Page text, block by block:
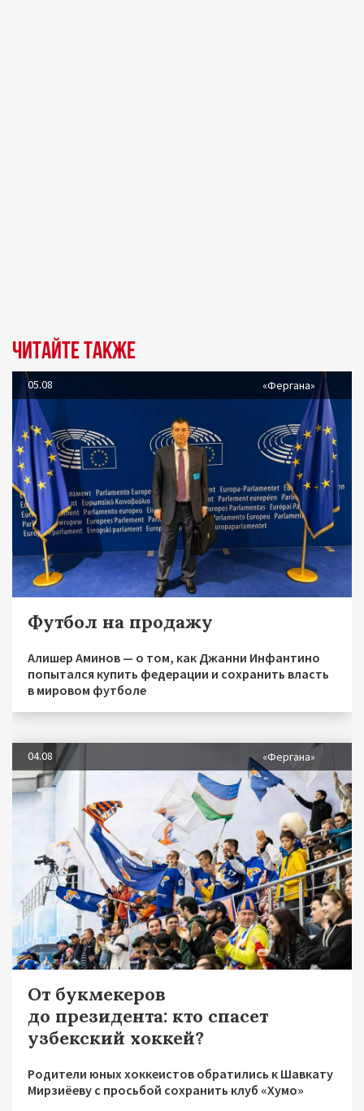
Читайте также
05.08 «Фергана»
Футбол на продажу
Алишер Аминов — о том, как Джанни Инфантино
попытался купить федерации и сохранить власть
в мировом футболе
04.08 «Фергана»
От букмекеров
до президента: кто спасет
узбекский хоккей?
Родители юных хоккеистов обратились к Шавкату
Мирзиёеву с просьбой сохранить клуб «Хумо»